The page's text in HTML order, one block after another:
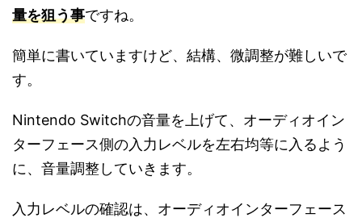
量を狙う事ですね。
簡単に書いていますけど、結構、微調整が難しいで
す。
Nintendo Switchの音量を上げて、オーディオイン
ターフェース側の入力レベルを左右均等に入るよう
に、音量調整していきます。
入力レベルの確認は、オーディオインターフェース